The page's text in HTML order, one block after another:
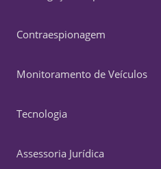
Contraespionagem
Monitoramento de Veículos
Tecnologia
Assessoria Jurídica